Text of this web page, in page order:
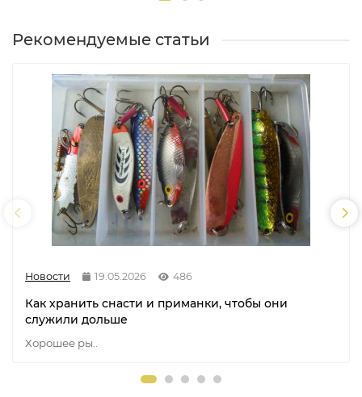
Рекомендуемые статьи
Новости 19.05.2026 486
Как хранить снасти и приманки, чтобы они
служили дольше
Хорошее ры..